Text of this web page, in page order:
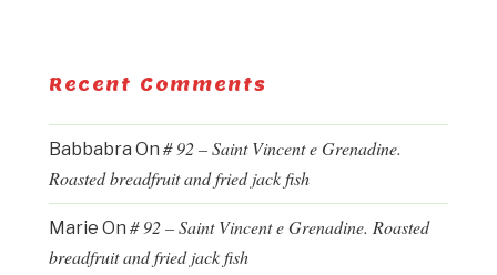
Recent Comments
Babbabra On # 92 – Saint Vincent e Grenadine.
Roasted breadfruit and fried jack fish
Marie On # 92 – Saint Vincent e Grenadine. Roasted
breadfruit and fried jack fish